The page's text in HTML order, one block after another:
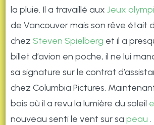
la pluie. Il a travaillé auxJeux
de Vancouver mais son rêve était
chezSteven Spielberg et il a
billet d’avion en poche, il ne lui
sa signature sur le contrat
chez Columbia Pictures.
bois où il a revu la lumière du soleil
nouveau senti le vent sur sapeau